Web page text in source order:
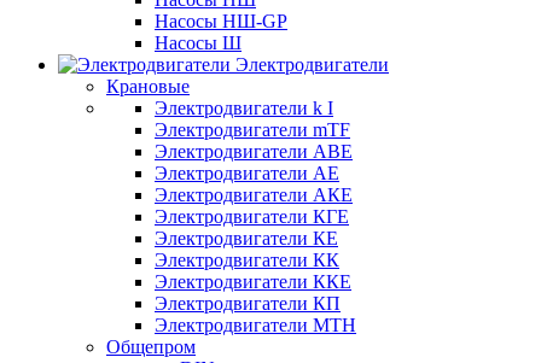
Насосы НШ-GP
Насосы Ш
Электродвигатели
Крановые
Электродвигатели k I
Электродвигатели mTF
Электродвигатели АВЕ
Электродвигатели АЕ
Электродвигатели АКЕ
Электродвигатели КГЕ
Электродвигатели КЕ
Электродвигатели КК
Электродвигатели ККЕ
Электродвигатели КП
Электродвигатели МТН
Общепром